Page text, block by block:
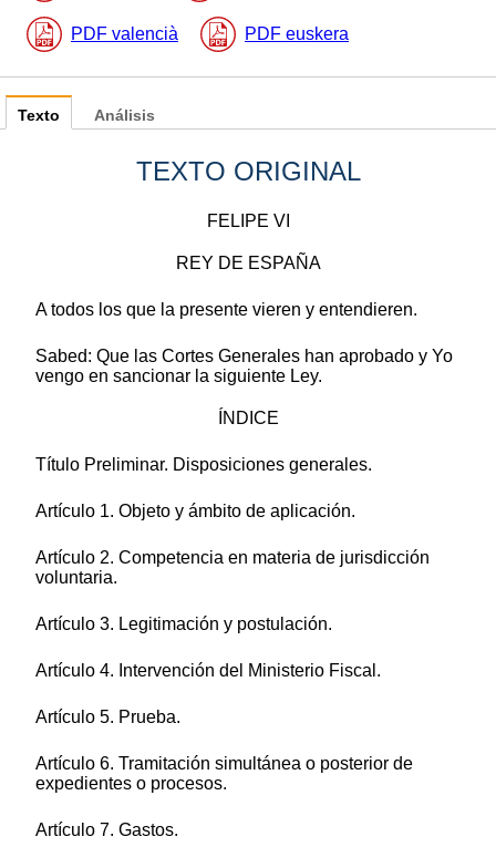
PDF valencià PDF euskera
Texto
TEXTO ORIGINAL
FELIPE VI
REY DE ESPAÑA
A todos los que la presente vieren y entendieren.
Sabed: Que las Cortes Generales han aprobado y Yo
vengo en sancionar la siguiente Ley.
ÍNDICE
Título Preliminar. Disposiciones generales.
Artículo 1. Objeto y ámbito de aplicación.
Artículo 2. Competencia en materia de jurisdicción
voluntaria.
Artículo 3. Legitimación y postulación.
Artículo 4. Intervención del Ministerio Fiscal.
Artículo 5. Prueba.
Artículo 6. Tramitación simultánea o posterior de
expedientes o procesos.
Artículo 7. Gastos.
Análisis